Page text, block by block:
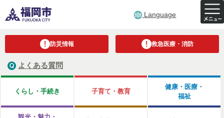
Language
防災情報 救急医療・消防
よくある質問
くらし・手続き 子育て・教育
健康・医療・
福祉